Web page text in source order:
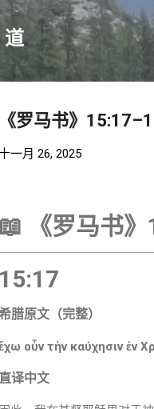
道
《罗马书》
一月 26, 2025
📖
《罗马书
15:17
腊原文（完整）
οὖν τὴν καύχησιν ἐν
译中文